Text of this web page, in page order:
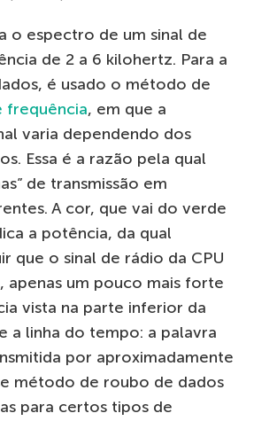
o espectro de um sinal de
de 2 a 6 kilohertz. Para a
é usado o método de
frequência, em que a
varia dependendo dos
Essa é a razão pela qual
de transmissão em
A cor, que vai do verde
a potência, da qual
que o sinal de rádio da CPU
apenas um pouco mais forte
vista na parte inferior da
a linha do tempo: a palavra
por aproximadamente
método de roubo de dados
para certos tipos de